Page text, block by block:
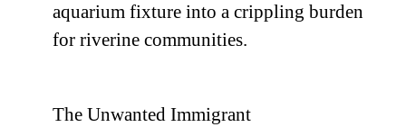
aquarium fixture into a crippling burden
for riverine communities.
The Unwanted Immigrant